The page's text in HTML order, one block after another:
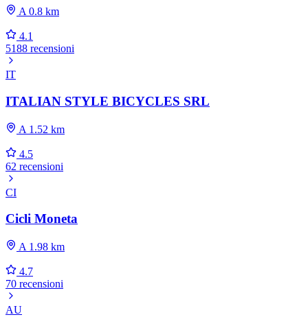
A 0.8 km
4.1
5188 recensioni
IT
ITALIAN STYLE BICYCLES SRL
A 1.52 km
4.5
62 recensioni
CI
Cicli Moneta
A 1.98 km
4.7
70 recensioni
AU